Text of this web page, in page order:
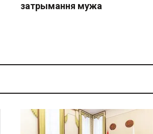
затрымання мужа